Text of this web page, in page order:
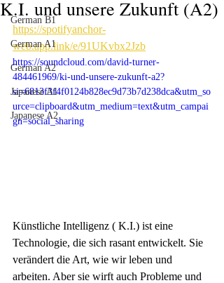
German B1
German A1
German A2
Japanese A1
Japanese A2
K.I. und unsere Zukunft (A2)
https://spotifyanchor-
web.app.link/e/91UKvbx2Jzb
https://soundcloud.com/david-turner-
484461969/ki-und-unsere-zukunft-a2?
si=6813f3f4f0124b828ec9d73b7d238dca&utm_so
urce=clipboard&utm_medium=text&utm_campai
gn=social_sharing
Künstliche Intelligenz ( K.I.) ist eine
Technologie, die sich rasant entwickelt. Sie
verändert die Art, wie wir leben und
arbeiten. Aber sie wirft auch Probleme und